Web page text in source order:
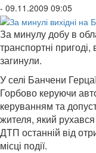
- 09.11.2009 09:05
За минулу добу в
транспортні
загинули.
У селі Банчени
Горбово керуючи
керуванням та
жителя, який рухався
ДТП останній від
місці події.